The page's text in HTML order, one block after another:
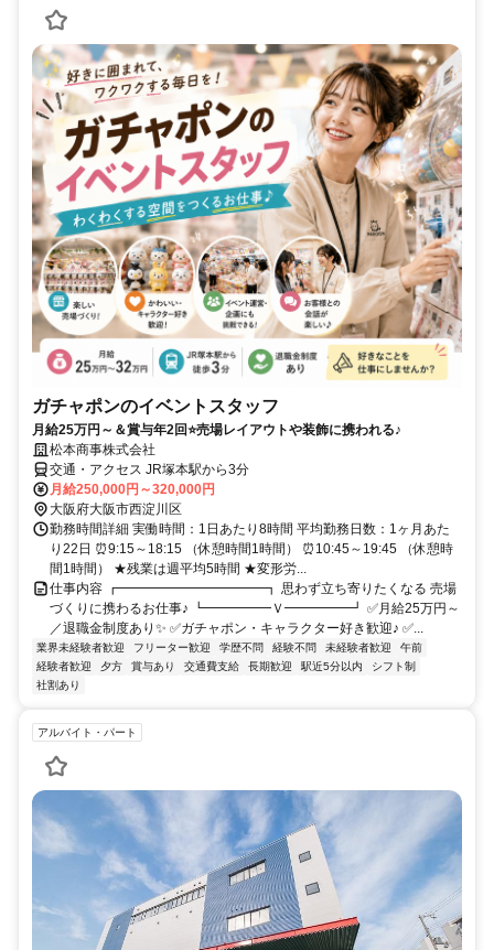
ガチャポンのイベントスタッフ
月給25万円～＆賞与年2回⭐売場レイアウトや装飾に携われる♪
松本商事株式会社
交通・アクセス JR塚本駅から3分
月給250,000円～320,000円
大阪府大阪市西淀川区
勤務時間詳細 実働時間：1日あたり8時間 平均勤務日数：1ヶ月あた
り22日 ⏰9:15～18:15 （休憩時間1時間） ⏰10:45～19:45 （休憩時
間1時間） ★残業は週平均5時間 ★変形労...
仕事内容 ┏━━━━━━━━━━━┓ 思わず立ち寄りたくなる 売場
づくりに携わるお仕事♪ ┗━━━━━Ｖ━━━━━┛ ✅月給25万円～
／退職金制度あり✨ ✅ガチャポン・キャラクター好き歓迎♪ ✅...
業界未経験者歓迎 フリーター歓迎 学歴不問 経験不問 未経験者歓迎
午前
経験者歓迎
夕方 賞与あり 交通費支給 長期歓迎 駅近5分以内
シフト制
社割あり
アルバイト・パート